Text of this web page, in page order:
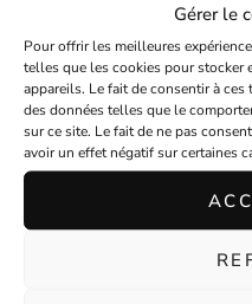
Gérer le
Pour offrir les meilleures
telles que les cookies pour stocker
appareils. Le fait de consentir à
des données telles que le
sur ce site. Le fait de ne pas
avoir un effet négatif sur certaines
Bibi en feutre orange finition
Composé de tulle plumetis
perle orange. Noeud coton
2 pinces interne pour
Pièce unique.